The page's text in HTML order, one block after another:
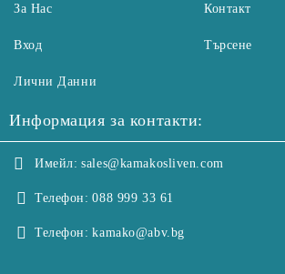
За Нас
Вход
Контакт
Търсене
Лични Данни
Информация за контакти:
Имейл: sales@kamakosliven.com
Телефон: 088 999 33 61
Телефон: kamako@abv.bg